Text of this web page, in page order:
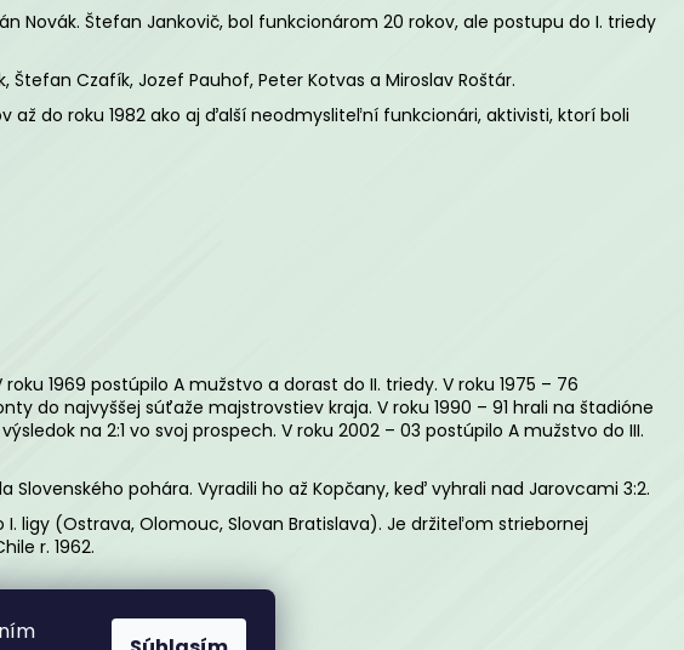
Novák. Štefan Jankovič, bol funkcionárom 20 rokov, ale postupu do I. triedy
Štefan Czafík, Jozef Pauhof, Peter Kotvas a Miroslav Roštár.
do roku 1982 ako aj ďalší neodmysliteľní funkcionári, aktivisti, ktorí boli
1969 postúpilo A mužstvo a dorast do II. triedy. V roku 1975 – 76
do najvyššej súťaže majstrovstiev kraja. V roku 1990 – 91 hrali na štadióne
na 2:1 vo svoj prospech. V roku 2002 – 03 postúpilo A mužstvo do III.
pohára. Vyradili ho až Kopčany, keď vyhrali nad Jarovcami 3:2.
ligy (Ostrava, Olomouc, Slovan Bratislava). Je držiteľom striebornej
r. 1962.
Nasledujúce
NEPREMOKAVÁ BUNDA